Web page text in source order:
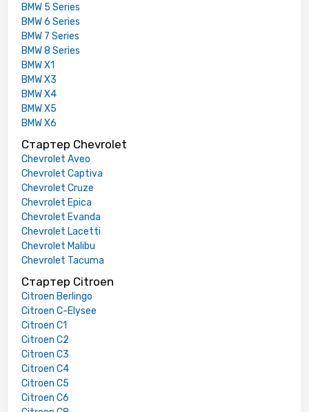
BMW 5 Series
BMW 6 Series
BMW 7 Series
BMW 8 Series
BMW X1
BMW X3
BMW X4
BMW X5
BMW X6
Стартер Chevrolet
Chevrolet Aveo
Chevrolet Captiva
Chevrolet Cruze
Chevrolet Epica
Chevrolet Evanda
Chevrolet Lacetti
Chevrolet Malibu
Chevrolet Tacuma
Стартер Citroen
Citroen Berlingo
Citroen C-Elysee
Citroen C1
Citroen C2
Citroen C3
Citroen C4
Citroen C5
Citroen C6